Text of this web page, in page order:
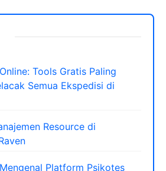
Tools Gratis Paling
Semua Ekspedisi di
Resource di
Platform Psikotes